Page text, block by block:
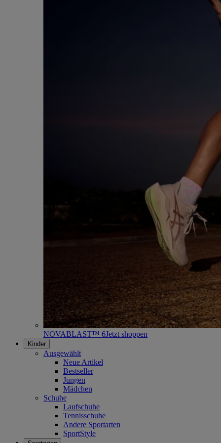
NOVABLAST™ 6Jetzt shoppen
Kinder
Ausgewählt
Neue Artikel
Bestseller
Jungen
Mädchen
Schuhe
Laufschuhe
Tennisschuhe
Andere Sportarten
SportStyle